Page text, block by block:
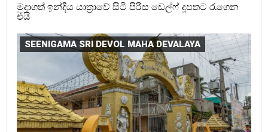
මුදාගත් ඉන්දීය යාත්‍රාවේ සිටි පිරිස ඩෙල්ෆ් දූපතට රැගෙන
එයි
SEENIGAMA SRI DEVOL MAHA DEVALAYA